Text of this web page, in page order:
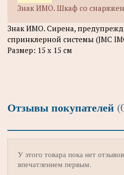
Знак ИМО. Шкаф со
Знак ИМО. Сирена,
спринклерной системы (JMC
Размер: 15 х 15 см
Отзывы покупателей
У этого товара пока нет
впечатлением первым.